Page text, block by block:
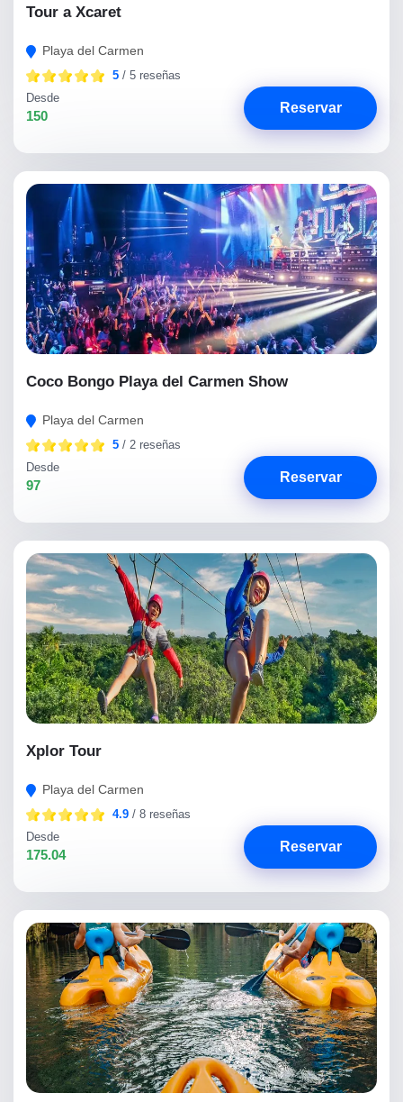
Tour a Xcaret
Playa del Carmen
5 / 5 reseñas
Desde
150
Reservar
Coco Bongo Playa del Carmen Show
Playa del Carmen
5 / 2 reseñas
Desde
97
Reservar
Xplor Tour
Playa del Carmen
4.9 / 8 reseñas
Desde
175.04
Reservar